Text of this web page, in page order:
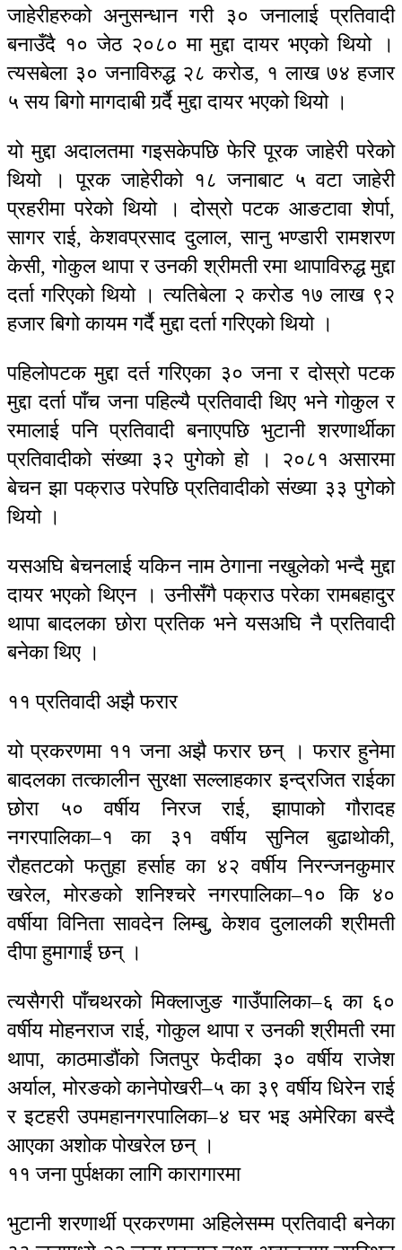
जाहेरीहरुको अनुसन्धान गरी ३० जनालाई प्रतिवादी
बनाउँदै १० जेठ २०८० मा मुद्दा दायर भएको थियो ।
त्यसबेला ३० जनाविरुद्ध २८ करोड, १ लाख ७४ हजार
५ सय बिगो मागदाबी गर्र्दै मुद्दा दायर भएको थियो ।
यो मुद्दा अदालतमा गइसकेपछि फेरि पूरक जाहेरी परेको
थियो । पूरक जाहेरीको १८ जनाबाट ५ वटा जाहेरी
प्रहरीमा परेको थियो । दोस्रो पटक आङटावा शेर्पा,
सागर राई, केशवप्रसाद दुलाल, सानु भण्डारी रामशरण
केसी, गोकुल थापा र उनकी श्रीमती रमा थापाविरुद्ध मुद्दा
दर्ता गरिएको थियो । त्यतिबेला २ करोड १७ लाख ९२
हजार बिगो कायम गर्दै मुद्दा दर्ता गरिएको थियो ।
पहिलोपटक मुद्दा दर्त गरिएका ३० जना र दोस्रो पटक
मुद्दा दर्ता पाँच जना पहिल्यै प्रतिवादी थिए भने गोकुल र
रमालाई पनि प्रतिवादी बनाएपछि भुटानी शरणार्थीका
प्रतिवादीको संख्या ३२ पुगेको हो । २०८१ असारमा
बेचन झा पक्राउ परेपछि प्रतिवादीको संख्या ३३ पुगेको
थियो ।
यसअघि बेचनलाई यकिन नाम ठेगाना नखुलेको भन्दै मुद्दा
दायर भएको थिएन । उनीसँगै पक्राउ परेका रामबहादुर
थापा बादलका छोरा प्रतिक भने यसअघि नै प्रतिवादी
बनेका थिए ।
११ प्रतिवादी अझै फरार
यो प्रकरणमा ११ जना अझै फरार छन् । फरार हुनेमा
बादलका तत्कालीन सुरक्षा सल्लाहकार इन्द्रजित राईका
छोरा ५० वर्षीय निरज राई, झापाको गौरादह
नगरपालिका–१ का ३१ वर्षीय सुनिल बुढाथोकी,
रौहतटको फतुहा हर्साह का ४२ वर्षीय निरन्जनकुमार
खरेल, मोरङको शनिश्चरे नगरपालिका–१० कि ४०
वर्षीया विनिता सावदेन लिम्बु, केशव दुलालकी श्रीमती
दीपा हुमागाईं छन् ।
त्यसैगरी पाँचथरको मिक्लाजुङ गाउँपालिका–६ का ६०
वर्षीय मोहनराज राई, गोकुल थापा र उनकी श्रीमती रमा
थापा, काठमाडौंको जितपुर फेदीका ३० वर्षीय राजेश
अर्याल, मोरङको कानेपोखरी–५ का ३९ वर्षीय धिरेन राई
र इटहरी उपमहानगरपालिका–४ घर भइ अमेरिका बस्दै
आएका अशोक पोखरेल छन् ।
११ जना पुर्पक्षका लागि कारागारमा
भुटानी शरणार्थी प्रकरणमा अहिलेसम्म प्रतिवादी बनेका